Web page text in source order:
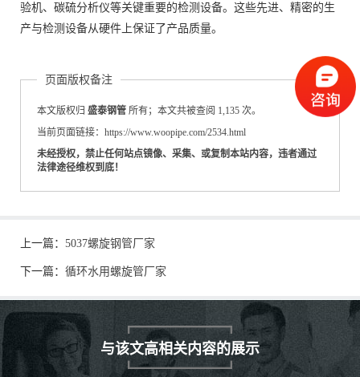
验机、碳硫分析仪等关键重要的检测设备。这些先进、精密的生
产与检测设备从硬件上保证了产品质量。
页面版权备注
本文版权归 盛泰钢管 所有；本文共被查阅 1,135 次。
当前页面链接：https://www.woopipe.com/2534.html
未经授权，禁止任何站点镜像、采集、或复制本站内容，违者通过
法律途径维权到底！
上一篇： 5037螺旋钢管厂家
下一篇： 循环水用螺旋管厂家
与该文高相关内容的展示